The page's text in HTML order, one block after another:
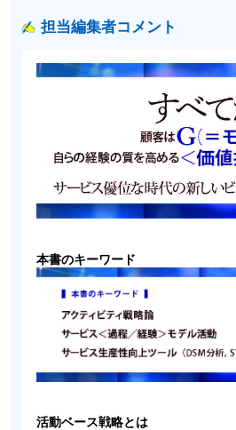
担当編集者コメント
本書のキーワード
活動ベース戦略とは